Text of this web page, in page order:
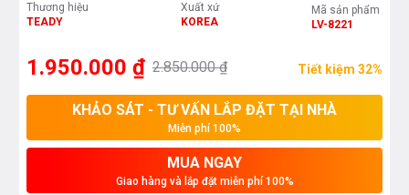
Thương hiệu
TEADY
Xuất xứ
KOREA
Mã sản phẩm
LV-8221
1.950.000 ₫ 2.850.000 ₫ Tiết kiệm 32%
KHẢO SÁT - TƯ VẤN LẮP ĐẶT TẠI NHÀ
Miễn phí 100%
MUA NGAY
Giao hàng và lắp đặt miễn phí 100%